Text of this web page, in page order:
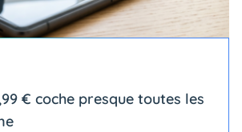
€ coche presque toutes les